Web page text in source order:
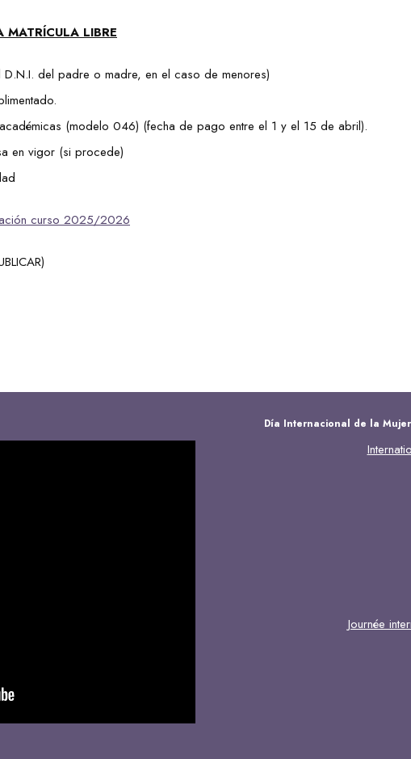
MATRÍCULA LIBRE
del padre o madre, en el caso de menores)
(modelo 046) (fecha de pago entre el 1 y el 15 de abril).
en vigor (si procede)
curso 2025/2026
Día Internacional de la Mujer
Journée